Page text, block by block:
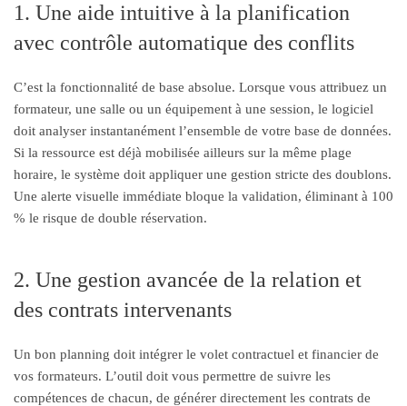
1. Une aide intuitive à la planification
avec contrôle automatique des conflits
C’est la fonctionnalité de base absolue. Lorsque vous attribuez un
formateur, une salle ou un équipement à une session, le logiciel
doit analyser instantanément l’ensemble de votre base de données.
Si la ressource est déjà mobilisée ailleurs sur la même plage
horaire, le système doit appliquer une gestion stricte des doublons.
Une alerte visuelle immédiate bloque la validation, éliminant à 100
% le risque de double réservation.
2. Une gestion avancée de la relation et
des contrats intervenants
Un bon planning doit intégrer le volet contractuel et financier de
vos formateurs. L’outil doit vous permettre de suivre les
compétences de chacun, de générer directement les contrats de